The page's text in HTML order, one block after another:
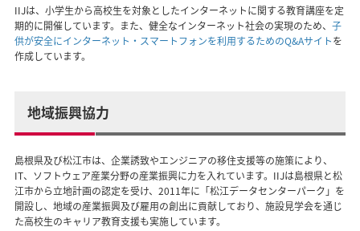
IIJは、小学生から高校生を対象としたインターネットに関する教育講座を定
期的に開催しています。また、健全なインターネット社会の実現のため、 子
供が安全にインターネット・スマートフォンを利用するためのQ&Aサイトを
作成しています。
地域振興協力
島根県及び松江市は、企業誘致やエンジニアの移住支援等の施策により、
IT、ソフトウェア産業分野の産業振興に力を入れています。IIJは島根県と松
江市から立地計画の認定を受け、2011年に「松江データセンターパーク」を
開設し、地域の産業振興及び雇用の創出に貢献しており、施設見学会を通じ
た高校生のキャリア教育支援も実施しています。